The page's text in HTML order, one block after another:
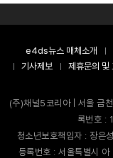
e4ds뉴스 매체소개
기사제보
제휴문의 및
(주)채널5코리아 | 서울 금
록번호
청소년보호책임자 : 장
등록번호 : 서울특별시